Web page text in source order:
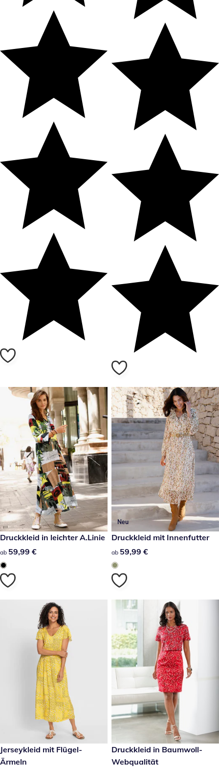
59,99 €
Druckkleid in leichter A.Linie
59,99 €
ab 59,99 €
Neu
59,99 €
Druckkleid mit Innenfutter
59,99 €
ab 59,99 €
49,99 €
Jerseykleid mit Flügel-
Ärmeln
79,99 €
Druckkleid in Baumwoll-
Webqualität